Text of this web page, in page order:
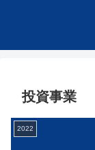
投資事業
2022